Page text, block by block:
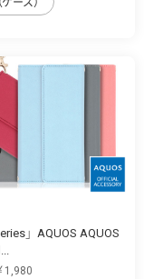
ース）
」AQUOS AQUOS
1,980